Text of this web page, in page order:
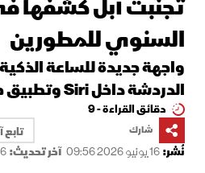
تجنبت أبل كشفها
السنوي للمطورين
واجهة جديدة للساعة
الدردشة داخل Siri وتطبيق جديد للكاميرا
دقائق القراءة - 9
شارك
تابع
نُشر:16 يونيو 2026 09:56 آخر تحديث:16